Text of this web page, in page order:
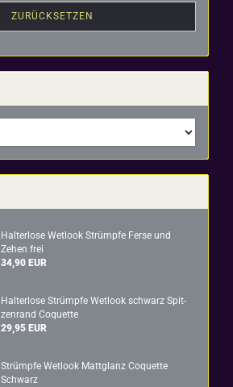
ZURÜCKSETZEN
Hal­ter­lo­se Wet­look Strümp­fe Ferse und
Zehen frei
34,90 EUR
Hal­ter­lo­se Strümp­fe Wet­look schwarz Spit­
zen­rand Co­quet­te
29,95 EUR
Strümp­fe Wet­look Matt­glanz Co­quet­te
Schwarz